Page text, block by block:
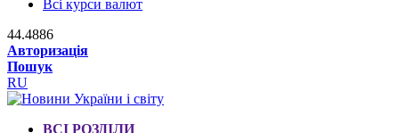
Всі курси валют
44.4886
Авторизація
Пошук
RU
ВСІ РОЗДІЛИ